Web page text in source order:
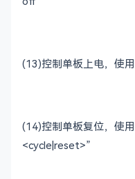
(13)控制单板上电，使
(14)控制单板复位，使
<cycle|reset>”